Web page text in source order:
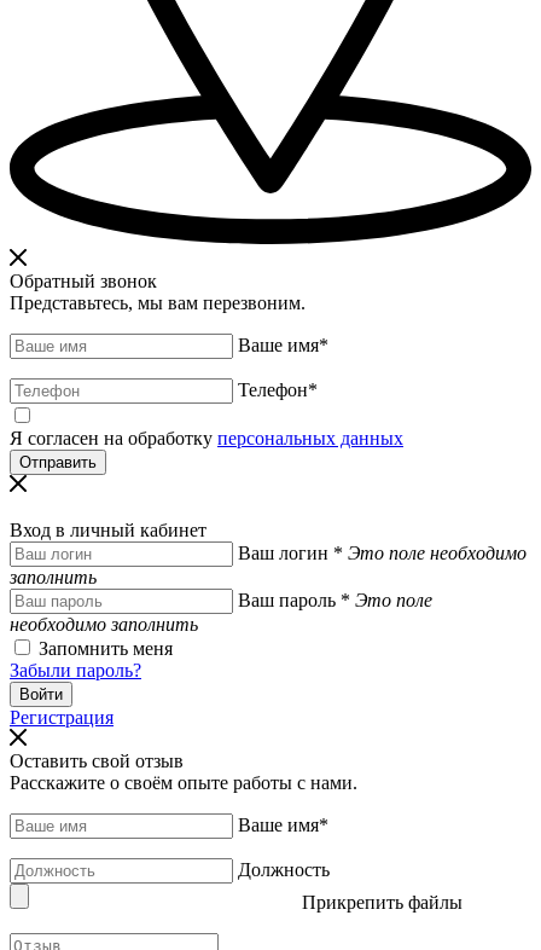
Обратный звонок
Представьтесь, мы вам перезвоним.
Ваше имя*
Телефон*
Я согласен на обработку персональных данных
Вход в личный кабинет
Ваш логин * Это поле необходимо
заполнить
Ваш пароль * Это поле
необходимо заполнить
Запомнить меня
Забыли пароль?
Регистрация
Оставить свой отзыв
Расскажите о своём опыте работы с нами.
Ваше имя*
Должность
Прикрепить файлы